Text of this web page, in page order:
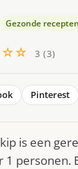
Gezonde recepten
3 (3)
Pinterest
is een
1